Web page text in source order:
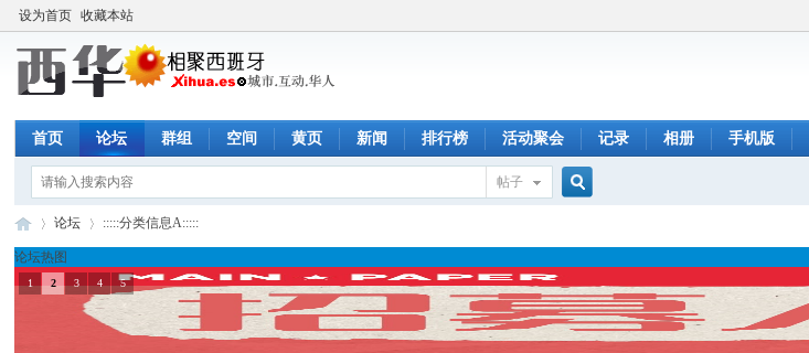
设为首页 收藏本站
首页 论坛 群组 空间 黄页 新闻 排行榜 活动聚会 记录 相册 手机版
帖子
索
论坛
›
:::::分类信息A:::::
论坛热图
1 2 3 4 5